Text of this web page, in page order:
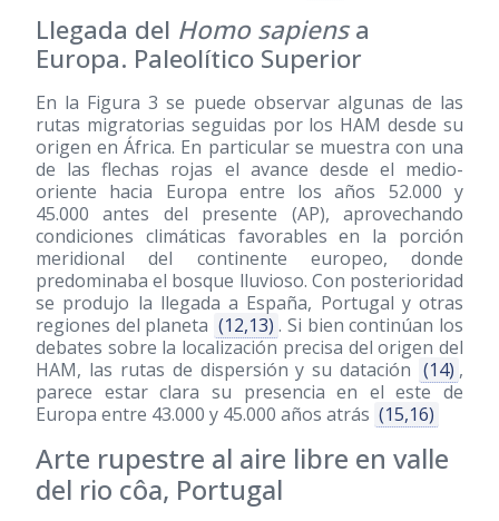
Llegada del Homo sapiensa
Europa. Paleolítico Superior
En la Figura 3 se puede observar algunas de las
rutas migratorias seguidas por los HAM desde su
origen en África. En particular se muestra con una
de las flechas rojas el avance desde el medio-
oriente hacia Europa entre los años 52.000 y
45.000 antes del presente (AP), aprovechando
condiciones climáticas favorables en la porción
meridional del continente europeo, donde
predominaba el bosque lluvioso. Con posterioridad
se produjo la llegada a España, Portugal y otras
regiones del planeta (12,13) . Si bien continúan los
debates sobre la localización precisa del origen del
HAM, las rutas de dispersión y su datación (14) ,
parece estar clara su presencia en el este de
Europa entre 43.000 y 45.000 años atrás (15,16)
Arte rupestre al aire libre en valle
del rio côa, Portugal